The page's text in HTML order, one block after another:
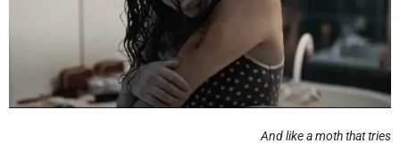
And like a moth that tries